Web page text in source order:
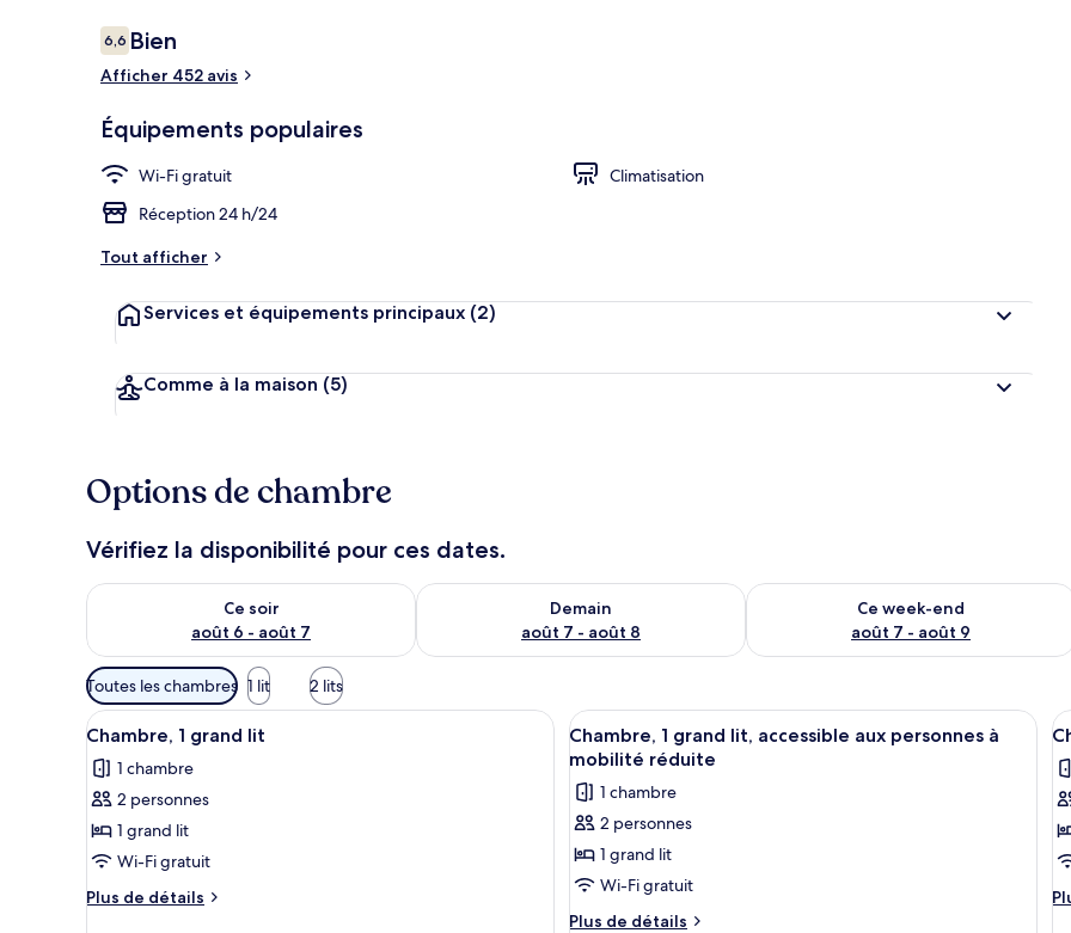
Avis
voyageurs
6,66,6 sur 10
Bien
Afficher 452 avis
Équipements populaires
Wi-Fi gratuit
Climatisation
Réception 24 h/24
Tout afficher
Services et équipements principaux (2)
Comme à la maison (5)
Options de chambre
Vérifiez la disponibilité pour ces dates.
Ce soir
août 6 - août 7
Vérifier la disponibilité pour ce soir août 6 - août 7
Demain
août 7 - août 8
Vérifier la disponibilité pour demain août 7 - août 8
Ce week-end
août 7 - août 9
Vérifier la disponibilité pour ce week-
Filtres
disponibles
pour
les
chambres
Toutes les chambres 1 lit 2 lits
Afficher
toutes
les
photos
pour
ce
type
de
13
Chambre, 1 grand lit
1 chambre
2 personnes
1 grand lit
Wi-Fi gratuit
Plus de détails
Plus
Afficher
toutes
les
photos
pour
ce
type
de
10
Chambre, 1 grand lit, accessible aux personnes à
mobilité réduite
1 chambre
2 personnes
1 grand lit
Wi-Fi gratuit
Plus de détails
Plus